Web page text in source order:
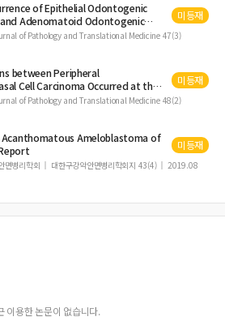
응력분포에 관한 3차원 유한요소법적 연구
of Epithelial Odontogenic
Adenomatoid Odontogenic
미등재
of Pathology and Translational Medicine 47(3)
between Peripheral
Cell Carcinoma Occurred at the
미등재
of Pathology and Translational Medicine 48(2)
Ameloblastomaof
미등재
면병리학회 대한구강악안면병리학회지 43(4) 2019.08
이용한 논문이 없습니다.